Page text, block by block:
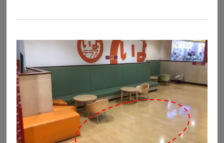
イオンスタイル今治新都市
愛媛県今治市にぎわい広場1番地1
詳細を見る